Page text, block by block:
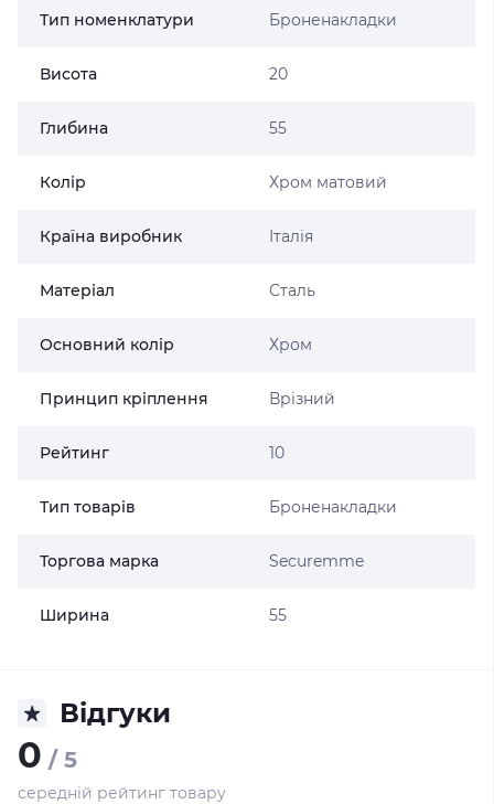
Тип номенклатури Броненакладки
Висота 20
Глибина 55
Колір Хром матовий
Країна виробник Італія
Матеріал Сталь
Основний колір Хром
Принцип кріплення Врізний
Рейтинг 10
Тип товарів Броненакладки
Торгова марка Securemme
Ширина 55
Відгуки
0 / 5
середній рейтинг товару